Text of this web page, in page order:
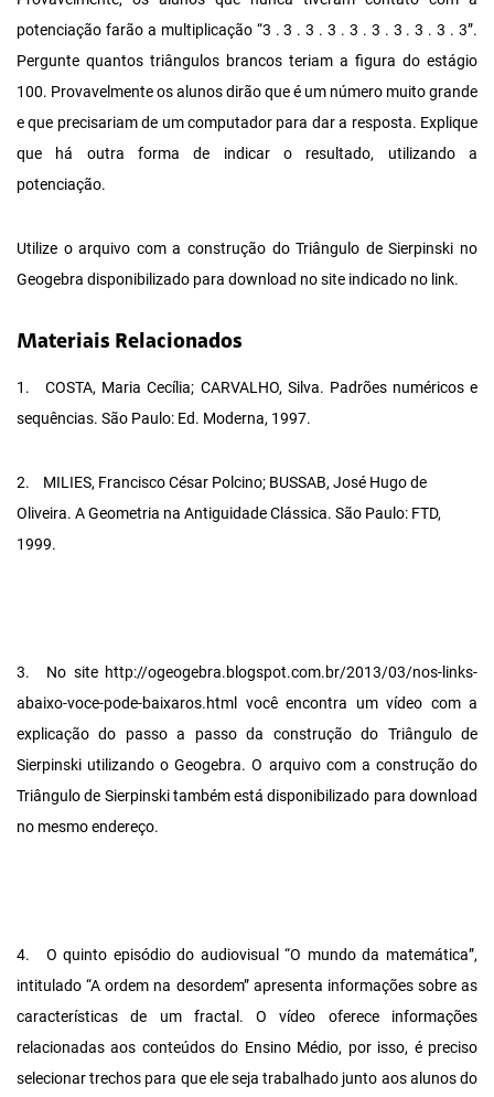
potenciação farão a multiplicação “3 . 3 . 3 . 3 . 3 . 3 . 3 . 3 . 3 . 3”.
Pergunte quantos triângulos brancos teriam a figura do estágio
100. Provavelmente os alunos dirão que é um número muito grande
e que precisariam de um computador para dar a resposta. Explique
que há outra forma de indicar o resultado, utilizando a
potenciação.
Utilize o arquivo com a construção do Triângulo de Sierpinski no
Geogebra disponibilizado para download no site indicado no link.
Materiais Relacionados
1.
COSTA, Maria Cecília; CARVALHO, Silva. Padrões numéricos e
sequências. São Paulo: Ed. Moderna, 1997.
2.
MILIES, Francisco César Polcino; BUSSAB, José Hugo de
Oliveira. A Geometria na Antiguidade Clássica. São Paulo: FTD,
1999.
3.
No site http://ogeogebra.blogspot.com.br/2013/03/nos-links-
abaixo-voce-pode-baixaros.html você encontra um vídeo com a
explicação do passo a passo da construção do Triângulo de
Sierpinski utilizando o Geogebra. O arquivo com a construção do
Triângulo de Sierpinski também está disponibilizado para download
no mesmo endereço.
4.
O quinto episódio do audiovisual “O mundo da matemática”,
intitulado “A ordem na desordem” apresenta informações sobre as
características de um fractal. O vídeo oferece informações
relacionadas aos conteúdos do Ensino Médio, por isso, é preciso
selecionar trechos para que ele seja trabalhado junto aos alunos do